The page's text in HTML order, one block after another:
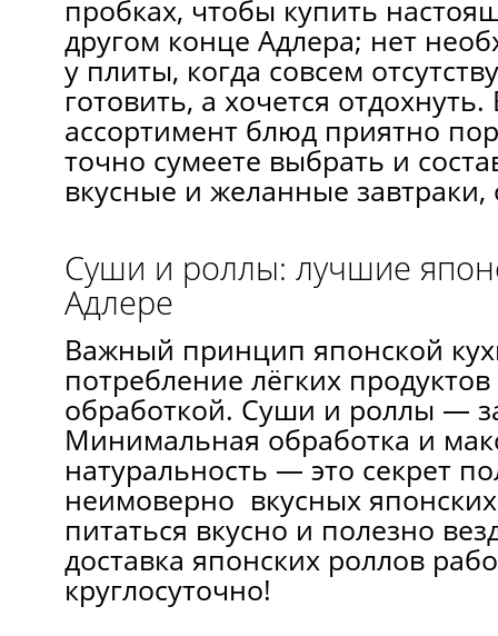
пробках, чтобы купить
другом конце Адлера; нет
у плиты, когда совсем
готовить, а хочется
ассортимент блюд приятно
точно сумеете выбрать и
вкусные и желанные
Суши и роллы: лучшие
Адлере
Важный принцип японской
потребление лёгких
обработкой. Суши и роллы —
Минимальная обработка и
натуральность — это секрет
неимоверно вкусных
питаться вкусно и полезно
доставка японских роллов
круглосуточно!